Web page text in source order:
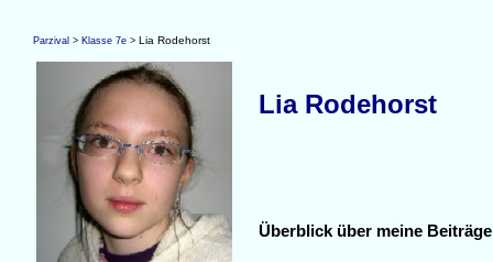
Parzival > Klasse 7e > Lia Rodehorst
Lia Rodehorst
Überblick über meine